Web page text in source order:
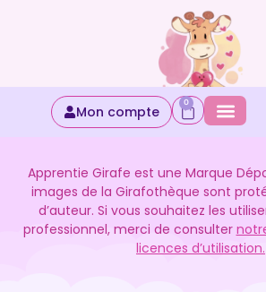
Mon compte
0
Apprentie Girafe est une Marque
images de la Girafothèque sont
d’auteur. Si vous souhaitez les
professionnel, merci de consulter
licences d’utilisation.